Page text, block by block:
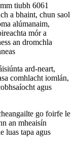
tiubh 6061
a bhaint, chun saol
alúmanaim,
mór a
an dromchla
ard-neart,
comhlacht iomlán,
agus
go foirfe le
an mheaisín
luas tapa agus